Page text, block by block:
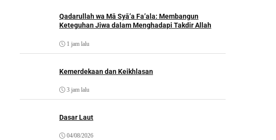
Qadarullah wa Mā Syā’a Fa’ala: Membangun
Keteguhan Jiwa dalam Menghadapi Takdir Allah
1 jam lalu
Kemerdekaan dan Keikhlasan
3 jam lalu
Dasar Laut
04/08/2026